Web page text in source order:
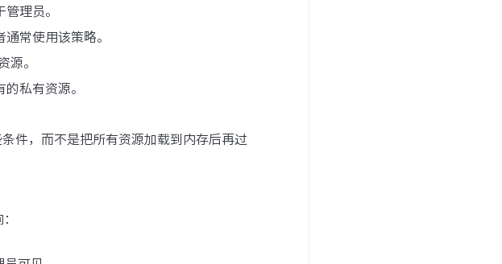
理员。
常使用该策略。
源。
私有资源。
件，而不是把所有资源加载到内存后再过